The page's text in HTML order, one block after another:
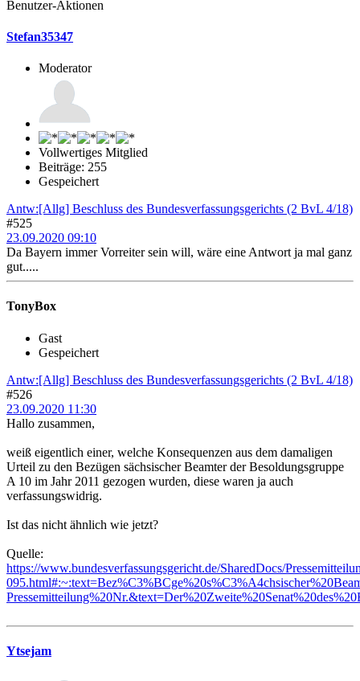
Benutzer-Aktionen
Stefan35347
Moderator
Vollwertiges Mitglied
Beiträge: 255
Gespeichert
Antw:[Allg] Beschluss des Bundesverfassungsgerichts (2 BvL 4/18)
#525
23.09.2020 09:10
Da Bayern immer Vorreiter sein will, wäre eine Antwort ja mal ganz
gut.....
TonyBox
Gast
Gespeichert
Antw:[Allg] Beschluss des Bundesverfassungsgerichts (2 BvL 4/18)
#526
23.09.2020 11:30
Hallo zusammen,
weiß eigentlich einer, welche Konsequenzen aus dem damaligen
Urteil zu den Bezügen sächsischer Beamter der Besoldungsgruppe
A 10 im Jahr 2011 gezogen wurden, diese waren ja auch
verfassungswidrig.
Ist das nicht ähnlich wie jetzt?
Quelle:
https://www.bundesverfassungsgericht.de/SharedDocs/
Ytsejam